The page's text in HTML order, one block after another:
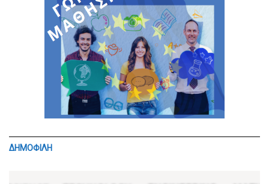
ΔΗΜΟΦΙΛΗ